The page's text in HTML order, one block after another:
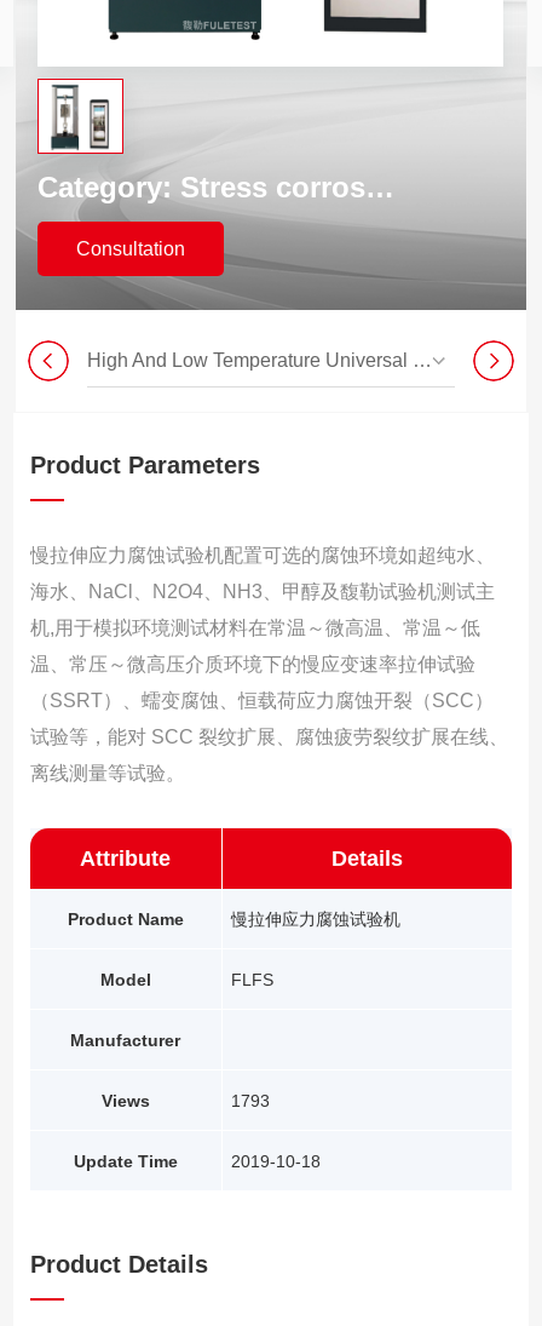
Category: Stress corrosion testing machine system
Consultation
High And Low Temperature Universal Testing Machine
Product Parameters
慢拉伸应力腐蚀试验机配置可选的腐蚀环境如超纯水、
海水、NaCl、N2O4、NH3、甲醇及馥勒试验机测试主
机,用于模拟环境测试材料在常温～微高温、常温～低
温、常压～微高压介质环境下的慢应变速率拉伸试验
（SSRT）、蠕变腐蚀、恒载荷应力腐蚀开裂（SCC）
试验等，能对 SCC 裂纹扩展、腐蚀疲劳裂纹扩展在线、
离线测量等试验。
Attribute
Product Name
Model
Manufacturer
Views
Update Time
Details
慢拉伸应力腐蚀试验机
FLFS
1793
2019-10-18
Product Details